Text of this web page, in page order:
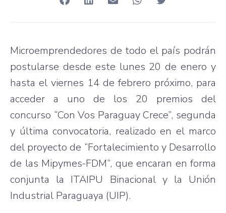
Microemprendedores de todo el país podrán
postularse desde este lunes 20 de enero y
hasta el viernes 14 de febrero próximo, para
acceder a uno de los 20 premios del
concurso “Con Vos Paraguay Crece”, segunda
y última convocatoria, realizado en el marco
del proyecto de “Fortalecimiento y Desarrollo
de las Mipymes-FDM”, que encaran en forma
conjunta la ITAIPU Binacional y la Unión
Industrial Paraguaya (UIP).